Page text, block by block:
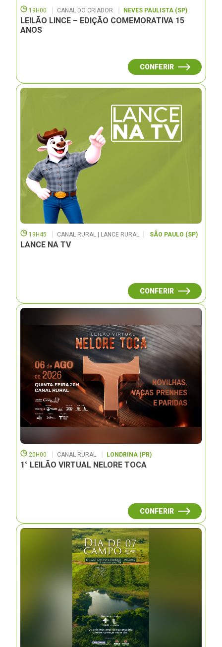
19H00 CANAL DO CRIADOR NEVES PAULISTA (SP)
LEILÃO LINCE – EDIÇÃO COMEMORATIVA 15
ANOS
CONFERIR
19H45 CANAL RURAL | LANCE RURAL SÃO PAULO (SP)
LANCE NA TV
CONFERIR
20H00 CANAL RURAL LONDRINA (PR)
1° LEILÃO VIRTUAL NELORE TOCA
CONFERIR